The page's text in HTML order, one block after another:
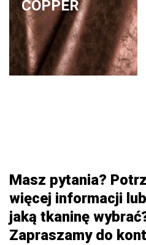
COPPER
Masz pytania?
więcej informacji
jaką tkaninę
Zapraszamy do